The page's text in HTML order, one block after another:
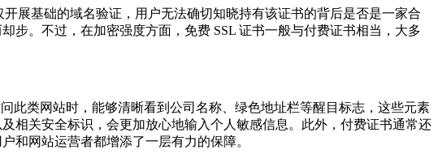
展基础的域名验证，用户无法确切知晓持有该证书的背后是否是一家合
步。不过，在加密强度方面，免费 SSL 证书一般与付费证书相当，大多
此类网站时，能够清晰看到公司名称、绿色地址栏等醒目标志，这些元素
相关安全标识，会更加放心地输入个人敏感信息。此外，付费证书通常还
和网站运营者都增添了一层有力的保障。